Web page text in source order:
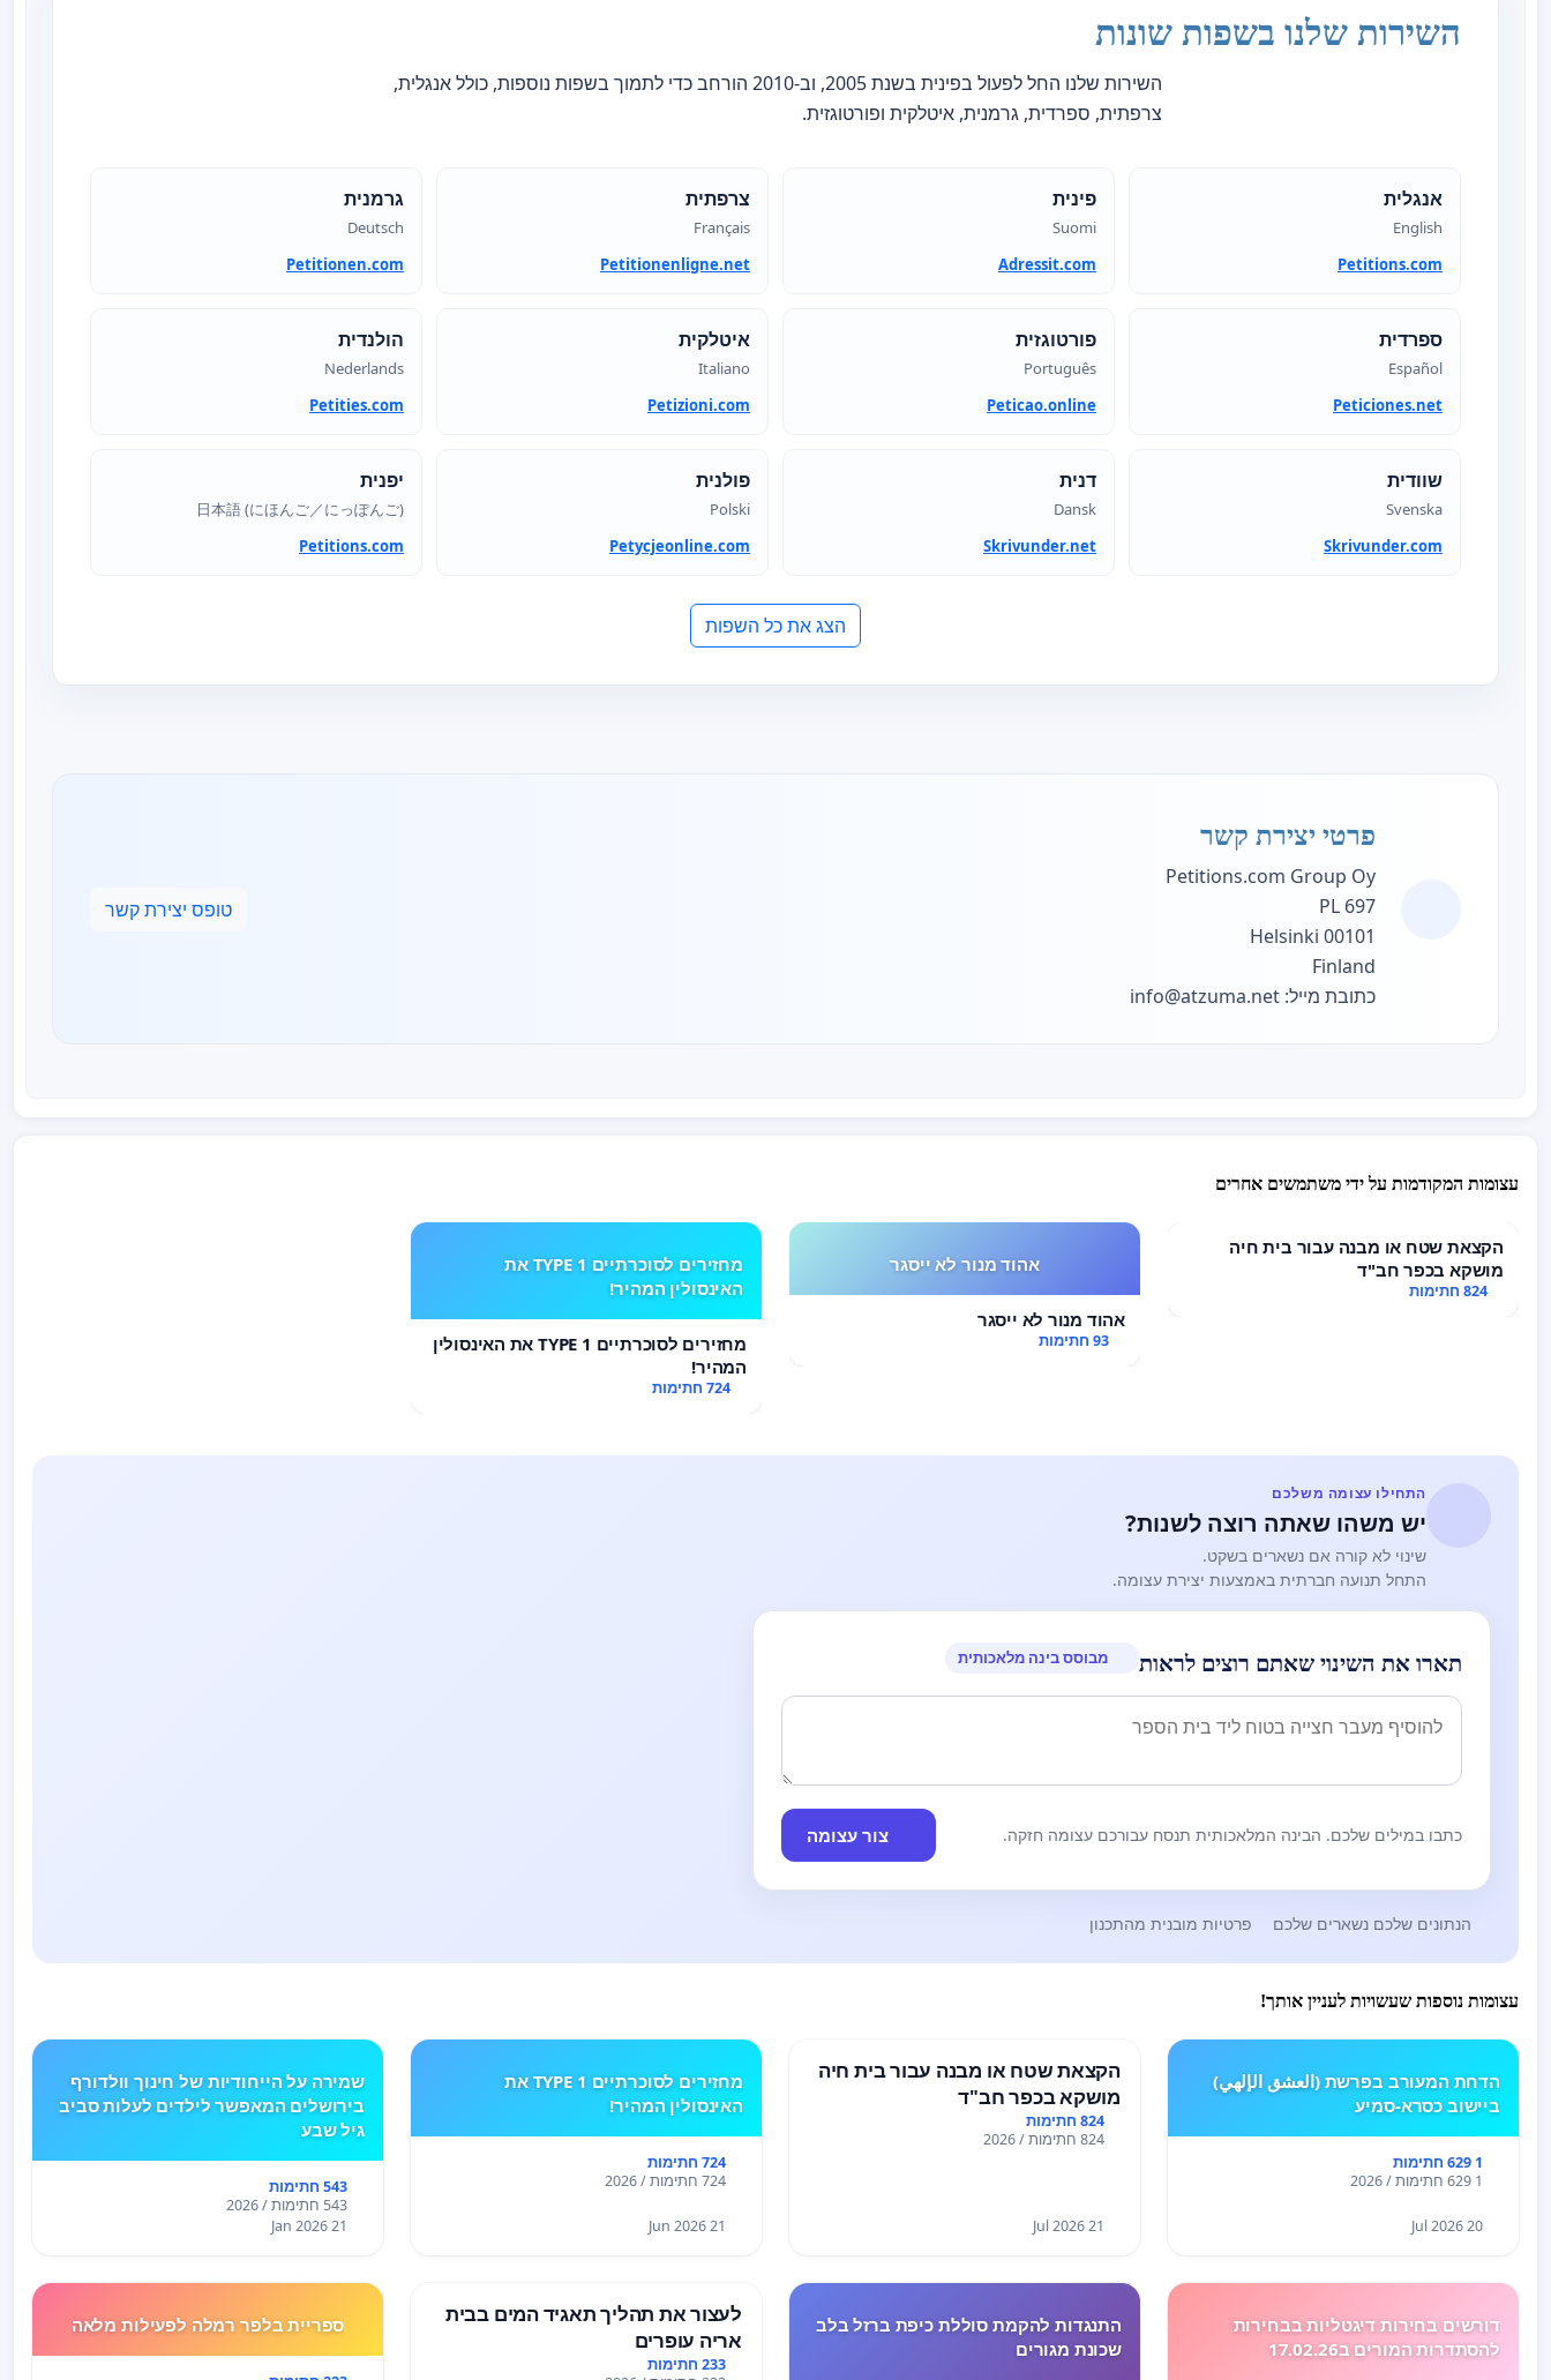
השירות שלנו בשפות שונות
השירות שלנו החל לפעול בפינית בשנת 2005, וב-2010 הורחב כדי לתמוך בשפות נוספות, כולל אנגלית,
צרפתית, ספרדית, גרמנית, איטלקית ופורטוגזית.
אנגלית
English
Petitions.com
פינית
Suomi
Adressit.com
צרפתית
Français
Petitionenligne.net
גרמנית
Deutsch
Petitionen.com
ספרדית
Español
Peticiones.net
פורטוגזית
Português
Peticao.online
איטלקית
Italiano
Petizioni.com
הולנדית
Nederlands
Petities.com
שוודית
Svenska
Skrivunder.com
דנית
Dansk
Skrivunder.net
פולנית
Polski
Petycjeonline.com
יפנית
日本語 (にほんご／にっぽんご)
Petitions.com
הצג את כל השפות
פרטי יצירת קשר
Petitions.com Group Oy
PL 697
00101 Helsinki
Finland
כתובת מייל: info@atzuma.net
טופס יצירת קשר
עצומות המקודמות על ידי משתמשים אחרים
הקצאת שטח או מבנה עבור בית חיה
מושקא בכפר חב"ד
824 חתימות
אהוד מנור לא ייסגר
אהוד מנור לא ייסגר
93 חתימות
מחזירים לסוכרתיים TYPE 1 את
האינסולין המהיר!
מחזירים לסוכרתיים TYPE 1 את האינסולין
המהיר!
724 חתימות
התחילו עצומה משלכם
יש משהו שאתה רוצה לשנות?
שינוי לא קורה אם נשארים בשקט.
התחל תנועה חברתית באמצעות יצירת עצומה.
תארו את השינוי שאתם רוצים לראות מבוסס בינה מלאכותית
כתבו במילים שלכם. הבינה המלאכותית תנסח עבורכם עצומה חזקה. צור עצומה
הנתונים שלכם נשארים שלכם פרטיות מובנית מהתכנון
עצומות נוספות שעשויות לעניין אותך!
הדחת המעורב בפרשת (العشق الإلهي)
ביישוב כסרא-סמיע
1 629 חתימות
1 629 חתימות / 2026
20 Jul 2026
הקצאת שטח או מבנה עבור בית חיה
מושקא בכפר חב"ד
824 חתימות
824 חתימות / 2026
21 Jul 2026
מחזירים לסוכרתיים TYPE 1 את
האינסולין המהיר!
724 חתימות
724 חתימות / 2026
21 Jun 2026
שמירה על הייחודיות של חינוך וולדורף
בירושלים המאפשר לילדים לעלות סביב
גיל שבע
543 חתימות
543 חתימות / 2026
21 Jan 2026
דורשים בחירות דיגטליות בבחירות
להסתדרות המורים ב17.02.26
התנגדות להקמת סוללת כיפת ברזל בלב
שכונת מגורים
לעצור את תהליך תאגיד המים בבית
אריה עופרים
233 חתימות
ספריית בלפר רמלה לפעילות מלאה